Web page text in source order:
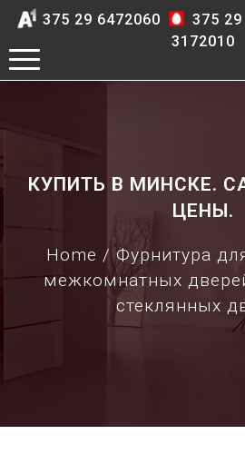
375 29 6472060 375
3172010
КУПИТЬ В МИНСКЕ.
ЦЕНЫ.
Home /Фурнитура
межкомнатных
стеклянных